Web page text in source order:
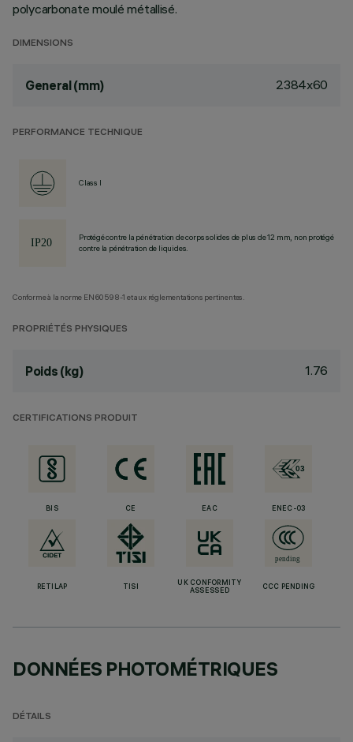
polycarbonate moulé métallisé.
DIMENSIONS
General (mm) 2384x60
PERFORMANCE TECHNIQUE
Class I
Protégé contre la pénétration de corps solides de plus de 12 mm, non protégé
contre la pénétration de liquides.
Conforme à la norme EN60598-1 et aux réglementations pertinentes.
PROPRIÉTÉS PHYSIQUES
Poids (kg) 1.76
CERTIFICATIONS PRODUIT
BIS CE EAC ENEC-03
RETILAP TISI
UK CONFORMITY
ASSESSED
CCC PENDING
DONNÉES PHOTOMÉTRIQUES
DÉTAILS